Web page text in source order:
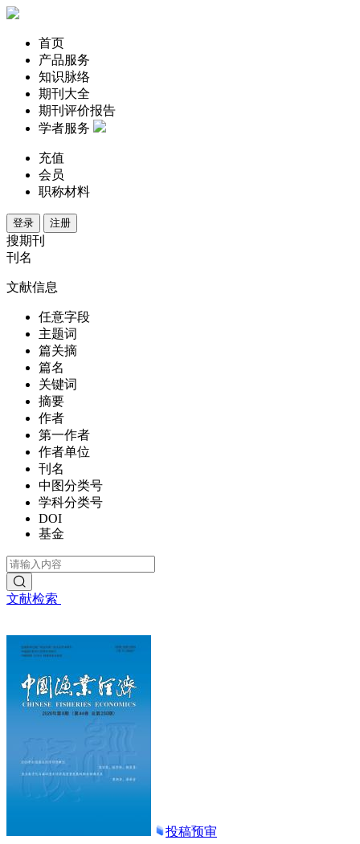
首页
产品服务
知识脉络
期刊大全
期刊评价报告
学者服务
充值
会员
职称材料
登录 注册
搜期刊
刊名
文献信息
任意字段
主题词
篇关摘
篇名
关键词
摘要
作者
第一作者
作者单位
刊名
中图分类号
学科分类号
DOI
基金
文献检索
投稿预审